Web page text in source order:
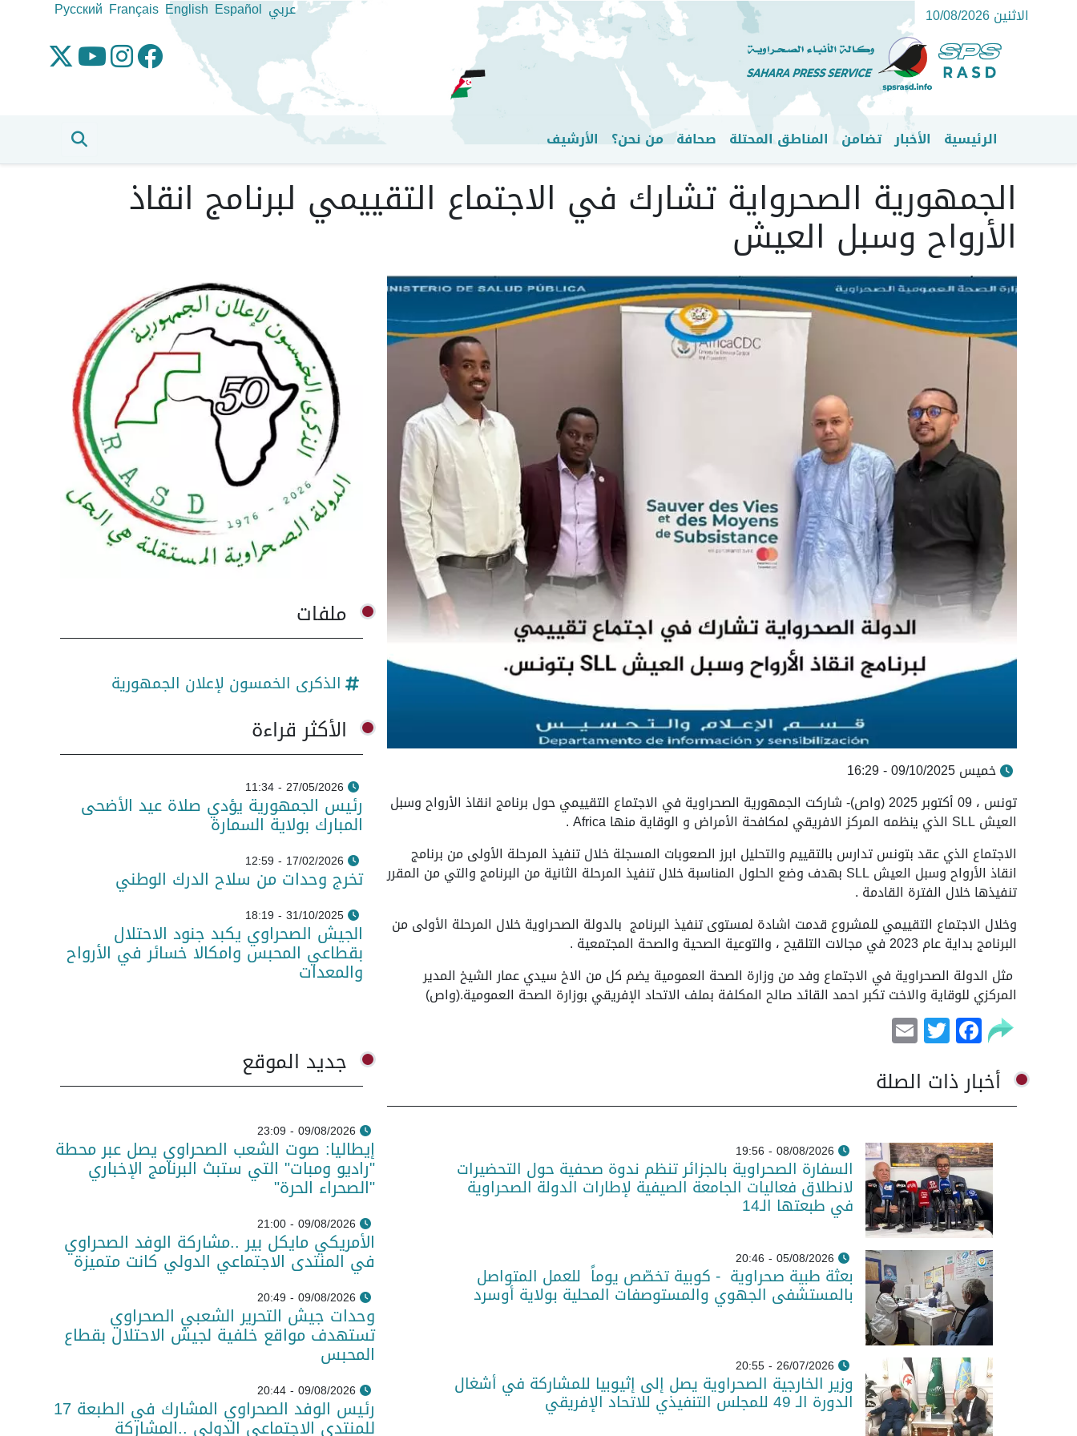
تجاوز
إلى
المحتوى
الرئيسي
الاثنين 10/08/2026 عربي Español
English
Français
Pусский
القائمة الرئيسية
الرئيسية الأخبار تضامن المناطق المحتلة صحافة من نحن؟ الأرشيف
الجمهورية الصحرواية تشارك في الاجتماع التقييمي لبرنامج انقاذ
الأرواح وسبل العيش
خميس 09/10/2025 - 16:29
تونس ، 09 أكتوبر 2025 (واص)- شاركت الجمهورية الصحراوية في الاجتماع التقييمي حول برنامج انقاذ الأرواح وسبل
العيش SLL الذي ينظمه المركز الافريقي لمكافحة الأمراض و الوقاية منها Africa .
الاجتماع الذي عقد بتونس تدارس بالتقييم والتحليل ابرز الصعوبات المسجلة خلال تنفيذ المرحلة الأولى من برنامج
انقاذ الأرواح وسبل العيش SLL بهدف وضع الحلول المناسبة خلال تنفيذ المرحلة الثانية من البرنامج والتي من المقرر
تنفيذها خلال الفترة القادمة .
وخلال الاجتماع التقييمي للمشروع قدمت اشادة لمستوى تنفيذ البرنامج بالدولة الصحراوية خلال المرحلة الأولى من
البرنامج بداية عام 2023 في مجالات التلقيح ، والتوعية الصحية والصحة المجتمعية .
مثل الدولة الصحراوية في الاجتماع وفد من وزارة الصحة العمومية يضم كل من الاخ سيدي عمار الشيخ المدير
المركزي للوقاية والاخت تكبر احمد القائد صالح المكلفة بملف الاتحاد الإفريقي بوزارة الصحة العمومية.(واص)
Facebook
Twitter
أخبار ذات الصلة
08/08/2026 - 19:56
السفارة الصحراوية بالجزائر تنظم ندوة صحفية حول التحضيرات
لانطلاق فعاليات الجامعة الصيفية لإطارات الدولة الصحراوية
في طبعتها الـ14
05/08/2026 - 20:46
بعثة طبية صحراوية - كوبية تخصّص يوماً للعمل المتواصل
بالمستشفى الجهوي والمستوصفات المحلية بولاية أوسرد
26/07/2026 - 20:55
وزير الخارجية الصحراوية يصل إلى إثيوبيا للمشاركة في أشغال
الدورة الـ 49 للمجلس التنفيذي للاتحاد الإفريقي
ملفات
الذكرى الخمسون لإعلان الجمهورية
الأكثر قراءة
27/05/2026 - 11:34
رئيس الجمهورية يؤدي صلاة عيد الأضحى
المبارك بولاية السمارة
17/02/2026 - 12:59
تخرج وحدات من سلاح الدرك الوطني
31/10/2025 - 18:19
الجيش الصحراوي يكبد جنود الاحتلال
بقطاعي المحبس وامكالا خسائر في الأرواح
والمعدات
جديد الموقع
09/08/2026 - 23:09
إيطاليا: صوت الشعب الصحراوي يصل عبر محطة
"راديو ومبات" التي ستبث البرنامج الإخباري
"الصحراء الحرة"
09/08/2026 - 21:00
الأمريكي مايكل بير ..مشاركة الوفد الصحراوي
في المنتدى الاجتماعي الدولي كانت متميزة
09/08/2026 - 20:49
وحدات جيش التحرير الشعبي الصحراوي
تستهدف مواقع خلفية لجيش الاحتلال بقطاع
المحبس
09/08/2026 - 20:44
رئيس الوفد الصحراوي المشارك في الطبعة 17
للمنتدى الاجتماعي الدولي ..المشاركة